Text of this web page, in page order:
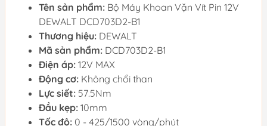
Tên sản phẩm: Bộ Máy Khoan Vặn Vít Pin 12V
DEWALT DCD703D2-B1
Thương hiệu: DEWALT
Mã sản phẩm: DCD703D2-B1
Điện áp: 12V MAX
Động cơ: Không chổi than
Lực siết: 57.5Nm
Đầu kẹp: 10mm
Tốc độ: 0 - 425/1500 vòng/phút